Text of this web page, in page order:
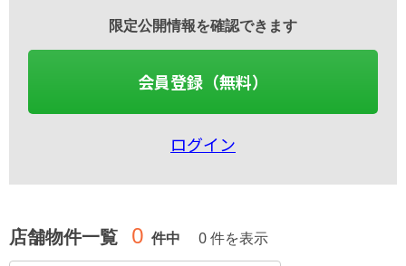
限定公開情報を確認できます
会員登録（無料）
ログイン
店舗物件一覧 0 件中 0 件を表示